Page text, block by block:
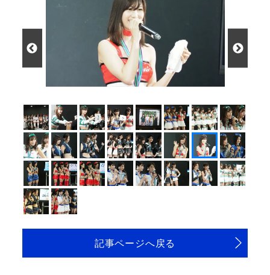
記事ページへ戻る